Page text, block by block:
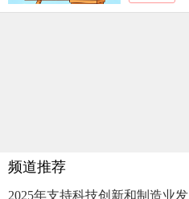
频道推荐
2025年支持科技创新和制造业